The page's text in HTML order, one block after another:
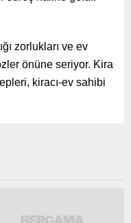
zorlukları ve ev
önüne seriyor. Kira
kiracı-ev sahibi